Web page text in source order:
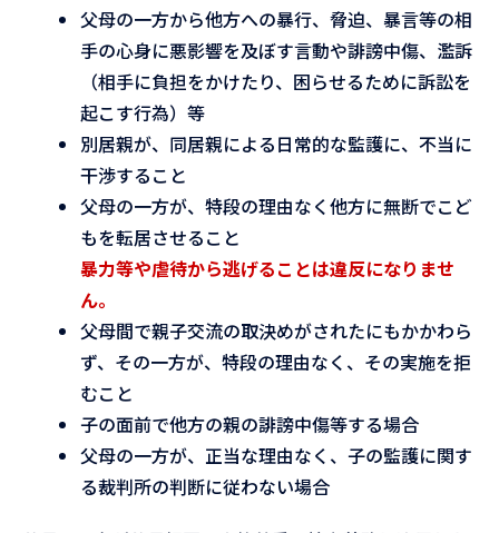
父母の一方から他方への暴行、脅迫、暴言等の相
手の心身に悪影響を及ぼす言動や誹謗中傷、濫訴
（相手に負担をかけたり、困らせるために訴訟を
起こす行為）等
別居親が、同居親による日常的な監護に、不当に
干渉すること
父母の一方が、特段の理由なく他方に無断でこど
もを転居させること
暴力等や虐待から逃げることは違反になりませ
ん。
父母間で親子交流の取決めがされたにもかかわら
ず、その一方が、特段の理由なく、その実施を拒
むこと
子の面前で他方の親の誹謗中傷等する場合
父母の一方が、正当な理由なく、子の監護に関す
る裁判所の判断に従わない場合